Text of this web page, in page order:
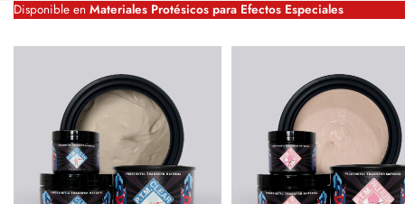
Disponible en Materiales Protésicos para Efectos Especiales